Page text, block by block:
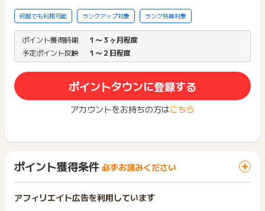
何度でも利用可能 ランクアップ対象 ランク特典対象
ポイント獲得時期
１〜３ヶ月程度
予定ポイント反映
１〜２日程度
ポイントタウンに登録する
アカウントをお持ちの方はこちら
ポイント獲得条件 必ずお読みください
アフィリエイト広告を利用しています